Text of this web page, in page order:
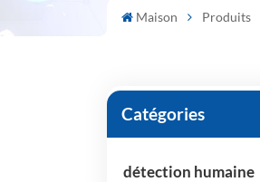
Maison Produits
Catégories
détection humaine